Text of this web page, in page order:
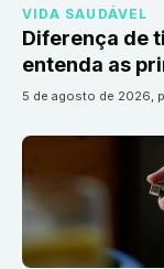
VIDA SAUDÁVEL
Diferença de
entenda as
5 de agosto de 2026,